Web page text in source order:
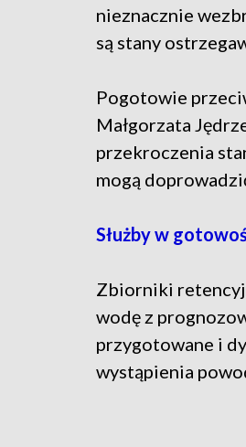
nieznacznie
są stany
Pogotowie
Małgorzata
przekroczenia
mogą
Służby w
Zbiorniki
wodę z
przygotowane i
wystąpienia